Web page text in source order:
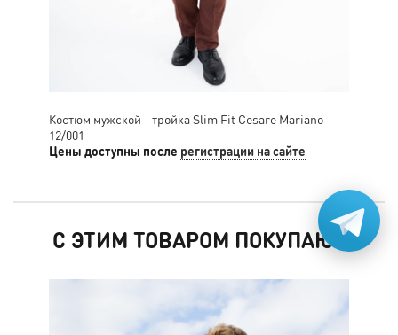
Костюм мужской - тройка Slim Fit Cesare Mariano
12/001
Цены доступны после регистрации на сайте
С ЭТИМ ТОВАРОМ ПОКУПАЮТ